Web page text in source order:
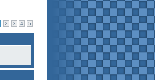
2 3 4 5